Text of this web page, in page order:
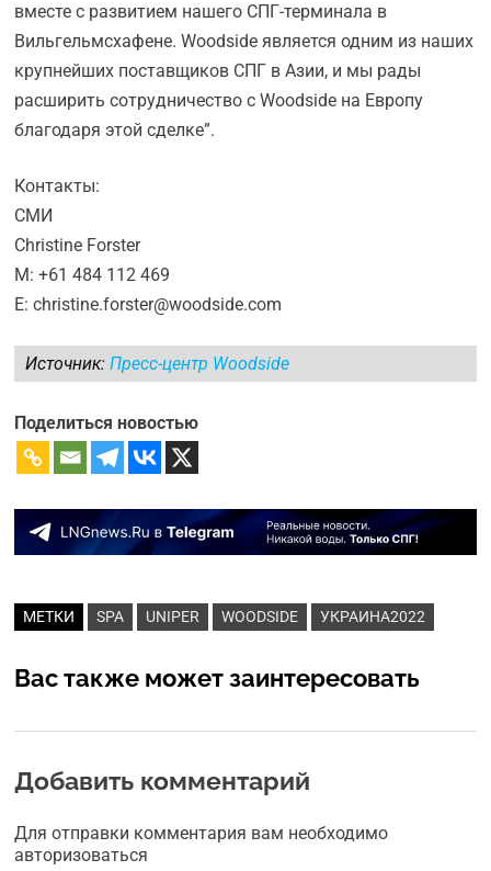
вместе с развитием нашего СПГ-терминала в
Вильгельмсхафене. Woodside является одним из наших
крупнейших поставщиков СПГ в Азии, и мы рады
расширить сотрудничество с Woodside на Европу
благодаря этой сделке”.
Контакты:
СМИ
Christine Forster
M: +61 484 112 469
E: christine.forster@woodside.com
Источник:Пресс-центр Woodside
Поделиться новостью
МЕТКИ SPA UNIPER WOODSIDE УКРАИНА2022
Вас также может заинтересовать
Добавить комментарий
Для отправки комментария вам необходимо
авторизоваться